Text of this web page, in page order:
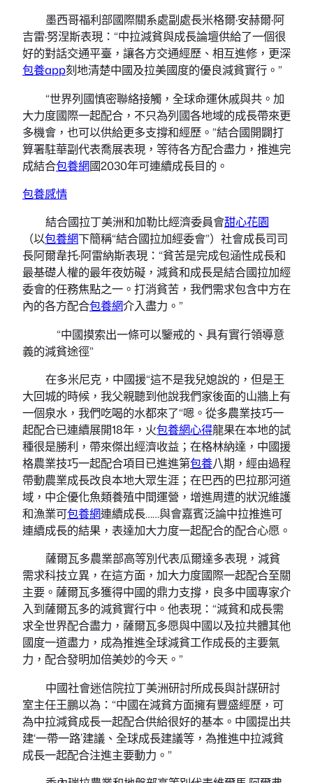
墨西哥福利部國際關系處副處長米格爾·安赫爾·阿
吉雷·努涅斯表現：“中拉減貧與成長論壇供給了一個很
好的對話交通平臺，讓各方交通經歷、相互進修，更深
包養app刻地清楚中國及拉美國度的優良減貧實行。”
“世界列國慎密聯絡接觸，全球命運休戚與共。加
大力度國際一起配合，不只為列國各地域的成長帶來更
多機會，也可以供給更多支撐和經歷。”結合國開闢打
算署駐華副代表喬展表現，等待各方配合盡力，推進完
成結合包養網國2030年可連續成長目的。
包養感情
結合國拉丁美洲和加勒比經濟委員會甜心花園
（以包養網下簡稱“結合國拉加經委會”）社會成長司司
長阿爾韋托·阿雷納斯表現：“貧苦是完成包涵性成長和
最基礎人權的最年夜妨礙，減貧和成長是結合國拉加經
委會的任務焦點之一。打消貧苦，我們需求包含中方在
內的各方配合包養網介入盡力。”
“中國摸索出一條可以鑒戒的、具有實行領導意
義的減貧途徑”
在多米尼克，中國援“這不是我兒媳說的，但是王
大回城的時候，我父親聽到他說我們家後面的山牆上有
一個泉水，我們吃喝的水都來了“嗯。從多農業技巧一
起配合已連續展開18年，火包養網心得龍果在本地的試
種很是勝利，帶來傑出經濟收益；在格林納達，中國援
格農業技巧一起配合項目已進進第包養八期，經由過程
帶動農業成長改良本地大眾生涯；在巴西的巴拉那河道
域，中企優化魚類養殖中間運營，增進周遭的狀況維護
和漁業可包養網連續成長……與會嘉賓泛論中拉推進可
連續成長的結果，表達加大力度一起配合的配合心愿。
薩爾瓦多農業部高等別代表瓜爾達多表現，減貧
需求科技立異，在這方面，加大力度國際一起配合至關
主要。薩爾瓦多獲得中國的鼎力支撐，良多中國專家介
入到薩爾瓦多的減貧實行中。他表現：“減貧和成長需
求全世界配合盡力，薩爾瓦多愿與中國以及拉共體其他
國度一道盡力，成為推進全球減貧工作成長的主要氣
力，配合發明加倍美妙的今天。”
中國社會迷信院拉丁美洲研討所成長與計謀研討
室主任王鵬以為：“中國在減貧方面擁有豐盛經歷，可
為中拉減貧成長一起配合供給很好的基本。中國提出共
建‘一帶一路’建議、全球成長建議等，為推進中拉減貧
成長一起配合注進主要動力。”